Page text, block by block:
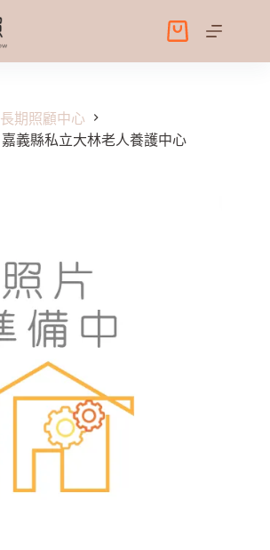
購
物
長期照顧中心
嘉義縣私立大林老人養護中心